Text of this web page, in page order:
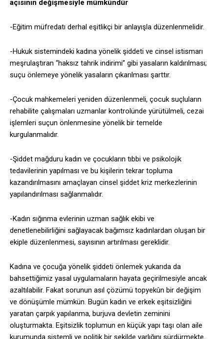
açısının değişmesiyle mümkündür
-Eğitim müfredatı derhal eşitlikçi bir anlayışla düzenlenmelidir.
-Hukuk sistemindeki kadına yönelik şiddeti ve cinsel istismarı
meşrulaştıran “haksız tahrik indirimi” gibi yasaların kaldırılması;
suçu önlemeye yönelik yasaların çıkarılması şarttır.
-Çocuk mahkemeleri yeniden düzenlenmeli, çocuk suçluların
rehabilite çalışmaları uzmanlar kontrolünde yürütülmeli, cezai
işlemleri suçun önlenmesine yönelik bir temelde
kurgulanmalıdır.
-Şiddet mağduru kadın ve çocukların tıbbi ve psikolojik
tedavilerinin yapılması ve bu kişilerin tekrar topluma
kazandırılmasını amaçlayan cinsel şiddet kriz merkezlerinin
yapılandırılması sağlanmalıdır.
-Kadın sığınma evlerinin uzman sağlık ekibi ve
denetlenebilirliğini sağlayacak bağımsız kadınlardan oluşan bir
ekiple düzenlenmesi, sayısının artırılması gereklidir.
Kadına ve çocuğa yönelik şiddeti önlemek yukarıda da
bahsettiğimiz yasal uygulamaların hayata geçirilmesiyle ancak
azaltılabilir. Fakat sorunun asıl çözümü topyekûn bir değişim
ve dönüşümle mümkün. Bugün kadın ve erkek eşitsizliğini
yaratan çarpık yapılanma, burjuva devletin zeminini
oluşturmakta. Eşitsizlik toplumun en küçük yapı taşı olan aile
kurumunda sistemli ve politik bir şekilde varlığını sürdürmekte.